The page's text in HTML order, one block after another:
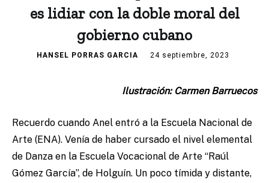
es lidiar con la doble moral del
gobierno cubano
HANSEL PORRAS GARCIA 24 septiembre, 2023
Ilustración: Carmen Barruecos
Recuerdo cuando Anel entró a la Escuela Nacional de
Arte (ENA). Venía de haber cursado el nivel elemental
de Danza en la Escuela Vocacional de Arte “Raúl
Gómez García”, de Holguín. Un poco tímida y distante,